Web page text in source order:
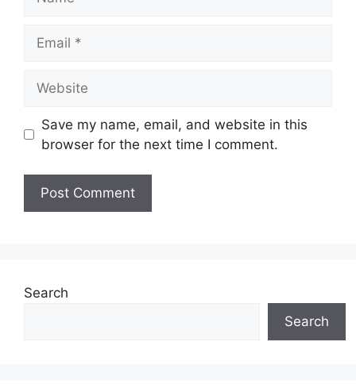
Save my name, email, and website in this
browser for the next time I comment.
Search
Search